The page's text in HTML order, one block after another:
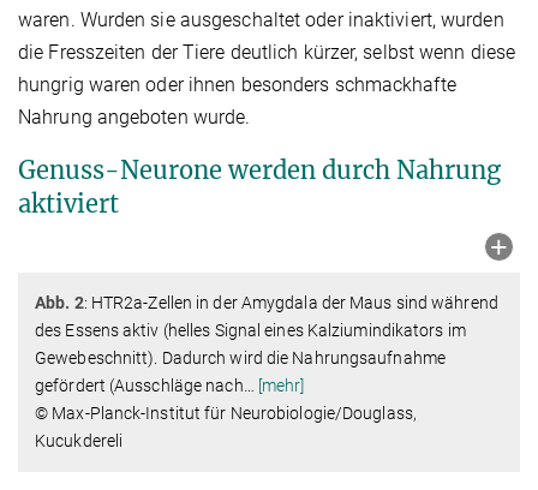
waren. Wurden sie ausgeschaltet oder inaktiviert, wurden
die Fresszeiten der Tiere deutlich kürzer, selbst wenn diese
hungrig waren oder ihnen besonders schmackhafte
Nahrung angeboten wurde.
Genuss-Neurone werden durch Nahrung
aktiviert
Abb. 2: HTR2a-Zellen in der Amygdala der Maus sind während
des Essens aktiv (helles Signal eines Kalziumindikators im
Gewebeschnitt). Dadurch wird die Nahrungsaufnahme
gefördert (Ausschläge nach
[mehr]
© Max-Planck-Institut für Neurobiologie/Douglass,
Kucukdereli